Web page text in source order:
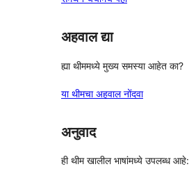
अहवाल द्या
ह्या थीममध्ये मुख्य समस्या आहेत का?
या थीमचा अहवाल नोंदवा
अनुवाद
ही थीम खालील भाषांमध्ये उपलब्ध आहे: